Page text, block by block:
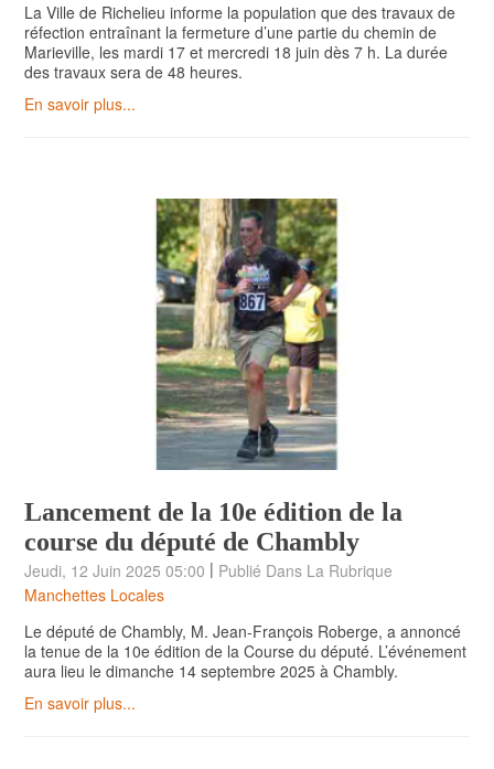
La Ville de Richelieu informe la population que des travaux de
réfection entraînant la fermeture d’une partie du chemin de
Marieville, les mardi 17 et mercredi 18 juin dès 7 h. La durée
des travaux sera de 48 heures.
En savoir plus...
Lancement de la 10e édition de la
course du député de Chambly
Jeudi, 12 Juin 2025 05:00 | Publié Dans La Rubrique
Manchettes Locales
Le député de Chambly, M. Jean-François Roberge, a annoncé
la tenue de la 10e édition de la Course du député. L’événement
aura lieu le dimanche 14 septembre 2025 à Chambly.
En savoir plus...